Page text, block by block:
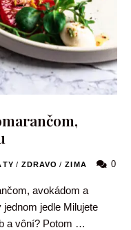
/ ZDRAVO / ZIMA 0
avokádom a
jedle Milujete
a vôní? Potom …